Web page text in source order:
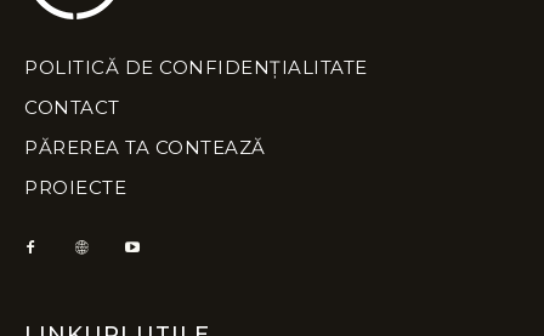
POLITICĂ DE CONFIDENȚIALITATE
CONTACT
PĂREREA TA CONTEAZĂ
PROIECTE